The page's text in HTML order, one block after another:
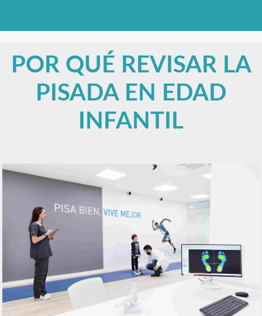
POR QUÉ REVISAR LA
PISADA EN EDAD
INFANTIL